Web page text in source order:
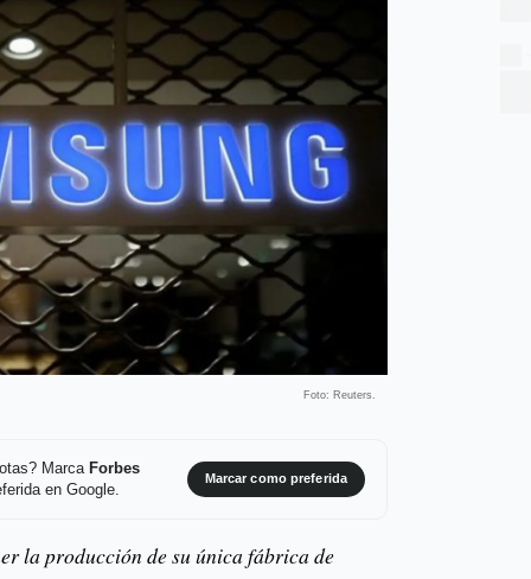
Foto: Reuters.
Marca Forbes
en Google.
Marcar como preferida
la producción de su única fábrica de